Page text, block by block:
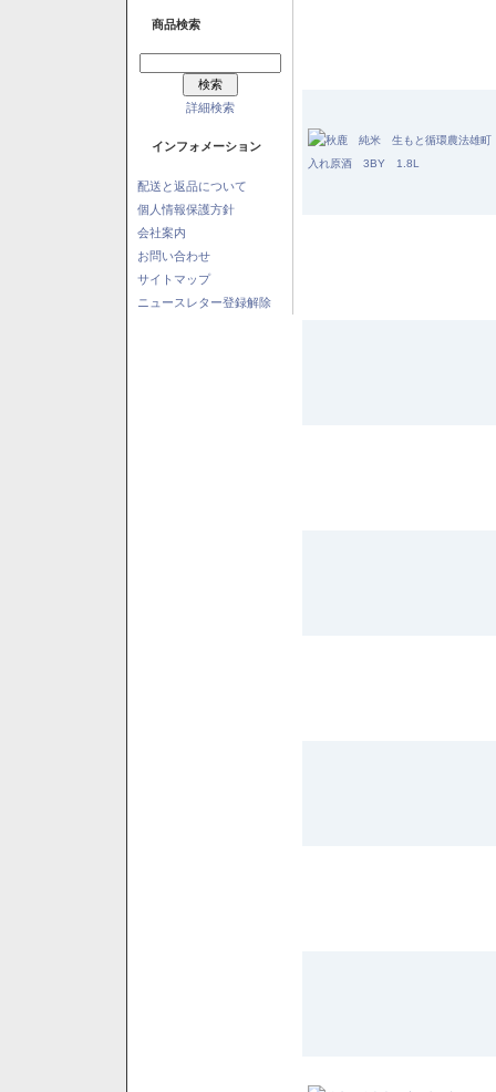
商品検索
詳細検索
インフォメーション
配送と返品について
個人情報保護方針
会社案内
お問い合わせ
サイトマップ
ニュースレター登録解除